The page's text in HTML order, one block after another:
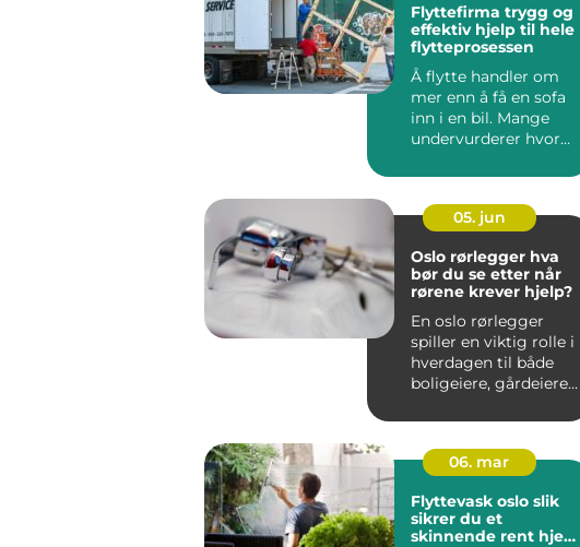
Flyttefirma trygg og
effektiv hjelp til hele
flytteprosessen
Å flytte handler om
mer enn å få en sofa
inn i en bil. Mange
undervurderer hvor
05. jun
Oslo rørlegger hva
bør du se etter når
rørene krever hjelp?
En oslo rørlegger
spiller en viktig rolle i
hverdagen til både
boligeiere, gårdeiere
06. mar
Flyttevask oslo slik
sikrer du et
skinnende rent hjem